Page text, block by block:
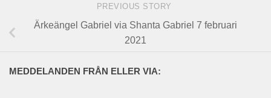
PREVIOUS STORY
Ärkeängel Gabriel via Shanta Gabriel 7 februari
2021
MEDDELANDEN FRÅN ELLER VIA: